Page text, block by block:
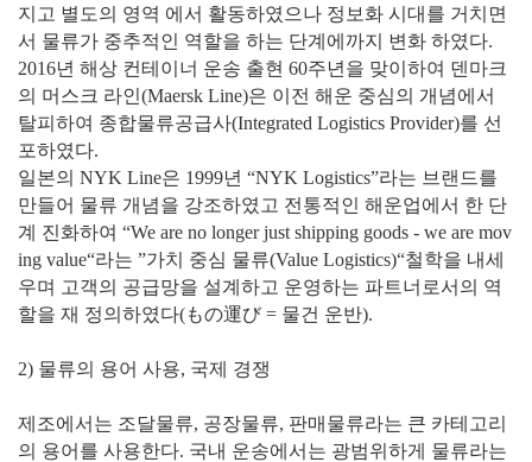
지고 별도의 영역 에서 활동하였으나 정보화 시대를 거치면
서 물류가 중추적인 역할을 하는 단계에까지 변화 하였다.
2016년 해상 컨테이너 운송 출현 60주년을 맞이하여 덴마크
의 머스크 라인(Maersk Line)은 이전 해운 중심의 개념에서
탈피하여 종합물류공급사(Integrated Logistics Provider)를 선
포하였다.
일본의 NYK Line은 1999년 “NYK Logistics”라는 브랜드를
만들어 물류 개념을 강조하였고 전통적인 해운업에서 한 단
계 진화하여 “We are no longer just shipping goods - we are mov
ing value“라는 ”가치 중심 물류(Value Logistics)“철학을 내세
우며 고객의 공급망을 설계하고 운영하는 파트너로서의 역
할을 재 정의하였다(もの運び = 물건 운반).
2) 물류의 용어 사용, 국제 경쟁
제조에서는 조달물류, 공장물류, 판매물류라는 큰 카테고리
의 용어를 사용한다. 국내 운송에서는 광범위하게 물류라는